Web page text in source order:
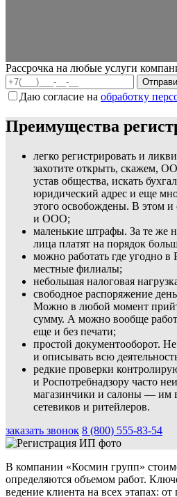
Рассрочка на любые услуги
Даю согласие на обработку
Преимущества
легко регистрировать и
захотите открыть, скажем,
устав общества, искать
юридический адрес и еще
этого освобождены. В этом
и ООО;
маленькие штрафы. За те же
лица платят на порядок
можно работать где угодно в
местные филиалы;
небольшая налоговая
свободное распоряжение
Можно в любой момент
сумму. А можно вообще
еще и без печати;
простой документооборот.
и описывать всю
редкие проверки
и Роспотребнадзору часто
магазинчики и салоны — им
сетевиков и ритейлеров.
заказать звонок 8 (800) 555-83-54
В компании «Космин групп»
определяются объемом работ.
ведение клиента на всех этапах: